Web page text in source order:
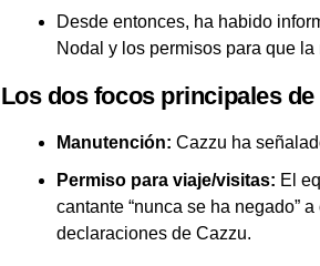
Desde entonces, ha habido
Nodal y los permisos para que
Los dos focos principales
Manutención: Cazzu ha
Permiso para viaje/visitas: El
cantante “nunca se ha negado”
declaraciones de Cazzu.